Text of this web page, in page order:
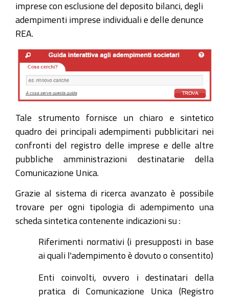
imprese con esclusione del deposito bilanci, degli
adempimenti imprese individuali e delle denunce
REA.
Tale strumento fornisce un chiaro e sintetico
quadro dei principali adempimenti pubblicitari nei
confronti del registro delle imprese e delle altre
pubbliche amministrazioni destinatarie della
Comunicazione Unica.
Grazie al sistema di ricerca avanzato è possibile
trovare per ogni tipologia di adempimento una
scheda sintetica contenente indicazioni su :
Riferimenti normativi (i presupposti in base
ai quali l'adempimento è dovuto o consentito)
Enti coinvolti, ovvero i destinatari della
pratica di Comunicazione Unica (Registro